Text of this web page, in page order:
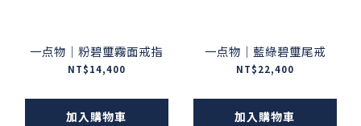
一点物｜粉碧璽霧面戒指
NT$14,400
加入購物車
一点物｜藍綠碧璽尾戒
NT$22,400
加入購物車